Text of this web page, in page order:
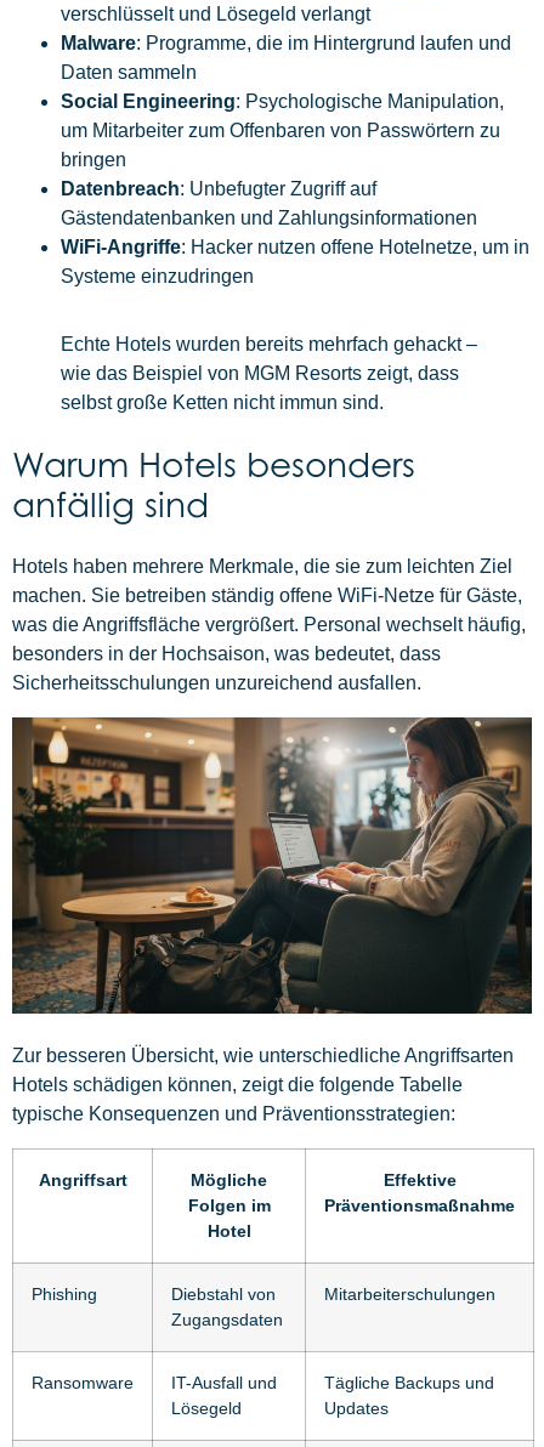
verschlüsselt und Lösegeld verlangt
Malware: Programme, die im Hintergrund laufen und
Daten sammeln
Social Engineering: Psychologische Manipulation,
um Mitarbeiter zum Offenbaren von Passwörtern zu
bringen
Datenbreach: Unbefugter Zugriff auf
Gästendatenbanken und Zahlungsinformationen
WiFi-Angriffe: Hacker nutzen offene Hotelnetze, um in
Systeme einzudringen
Echte Hotels wurden bereits mehrfach gehackt –
wie das Beispiel von MGM Resorts zeigt, dass
selbst große Ketten nicht immun sind.
Warum Hotels besonders
anfällig sind
Hotels haben mehrere Merkmale, die sie zum leichten Ziel
machen. Sie betreiben ständig offene WiFi-Netze für Gäste,
was die Angriffsfläche vergrößert. Personal wechselt häufig,
besonders in der Hochsaison, was bedeutet, dass
Sicherheitsschulungen unzureichend ausfallen.
Zur besseren Übersicht, wie unterschiedliche Angriffsarten
Hotels schädigen können, zeigt die folgende Tabelle
typische Konsequenzen und Präventionsstrategien:
Angriffsart
Mögliche
Folgen im
Hotel
Effektive
Präventionsmaßnahme
Phishing
Diebstahl von
Zugangsdaten
Mitarbeiterschulungen
Ransomware
IT-Ausfall und
Lösegeld
Tägliche Backups und
Updates